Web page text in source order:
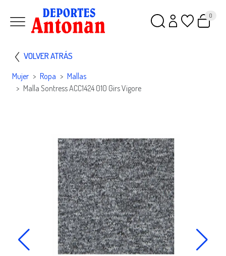
0
VOLVER ATRÁS
Mujer Ropa
Mallas
Malla Sontress ACC1424 010 Girs Vigore